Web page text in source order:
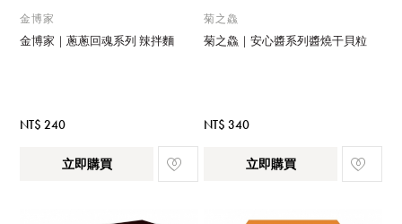
金博家
金博家｜蔥蔥回魂系列 辣拌麵
NT$ 240
立即購買
菊之鱻
菊之鱻｜安心醬系列醬燒干貝粒
NT$ 340
立即購買